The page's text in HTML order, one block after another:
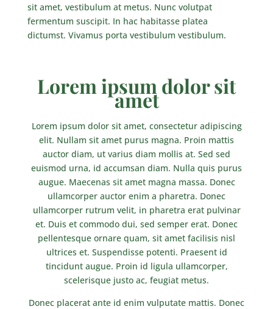
sit amet, vestibulum at metus. Nunc volutpat
fermentum suscipit. In hac habitasse platea
dictumst. Vivamus porta vestibulum vestibulum.
Lorem ipsum dolor sit
amet
Lorem ipsum dolor sit amet, consectetur adipiscing
elit. Nullam sit amet purus magna. Proin mattis
auctor diam, ut varius diam mollis at. Sed sed
euismod urna, id accumsan diam. Nulla quis purus
augue. Maecenas sit amet magna massa. Donec
ullamcorper auctor enim a pharetra. Donec
ullamcorper rutrum velit, in pharetra erat pulvinar
et. Duis et commodo dui, sed semper erat. Donec
pellentesque ornare quam, sit amet facilisis nisl
ultrices et. Suspendisse potenti. Praesent id
tincidunt augue. Proin id ligula ullamcorper,
scelerisque justo ac, feugiat metus.
Donec placerat ante id enim vulputate mattis. Donec